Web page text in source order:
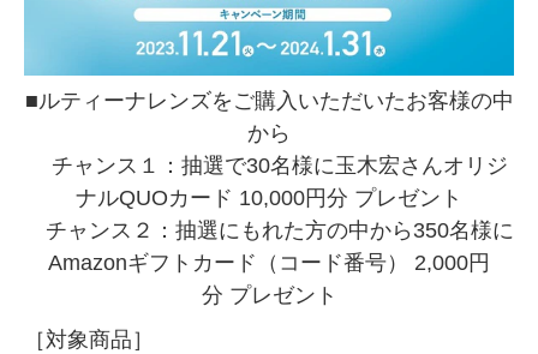
■ルティーナレンズをご購入いただいたお客様の中
から
チャンス１：抽選で30名様に玉木宏さんオリジ
ナルQUOカード 10,000円分 プレゼント
チャンス２：抽選にもれた方の中から350名様に
Amazonギフトカード（コード番号） 2,000円
分 プレゼント
［対象商品］